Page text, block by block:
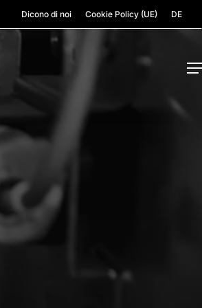
Dicono di noi Cookie Policy (UE) DE